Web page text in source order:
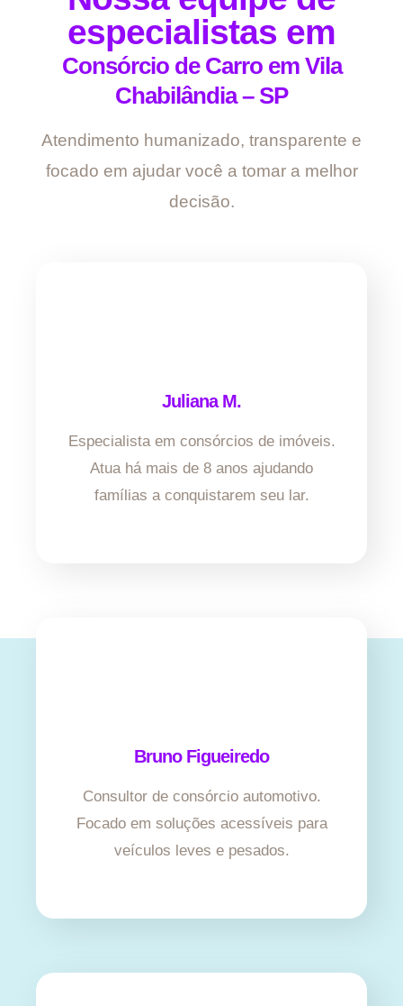
especialistas em
Consórcio de Carro em Vila
Chabilândia – SP
Atendimento humanizado, transparente e
focado em ajudar você a tomar a melhor
decisão.
Juliana M.
Especialista em consórcios de imóveis.
Atua há mais de 8 anos ajudando
famílias a conquistarem seu lar.
Bruno Figueiredo
Consultor de consórcio automotivo.
Focado em soluções acessíveis para
veículos leves e pesados.